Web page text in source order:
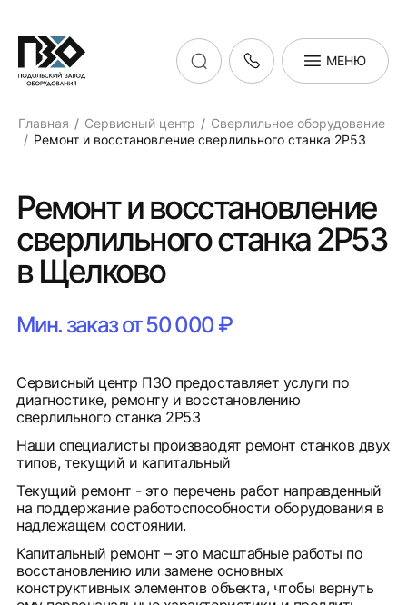
МЕНЮ
Главная Сервисный центр
Сверлильное оборудование
Ремонт и восстановление сверлильного станка 2Р53
Ремонт и восстановление
сверлильного станка 2Р53
в Щелково
Мин. заказ от 50 000 ₽
Сервисный центр ПЗО предоставляет услуги по
диагностике, ремонту и восстановлению
сверлильного станка 2Р53
Наши специалисты произваодят ремонт станков двух
типов, текущий и капитальный
Текущий ремонт - это перечень работ направденный
на поддержание работоспособности оборудования в
надлежащем состоянии.
Капитальный ремонт – это масштабные работы по
восстановлению или замене основных
конструктивных элементов объекта, чтобы вернуть